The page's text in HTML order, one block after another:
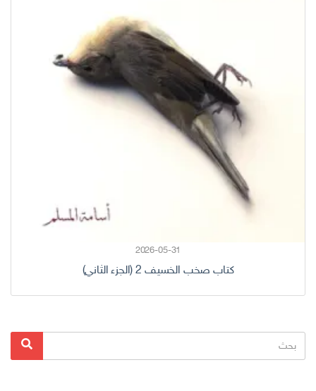
2026-05-31
كتاب صخب الخسيف 2 (الجزء الثاني)
البحث
عن:
بحث